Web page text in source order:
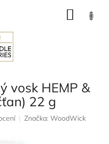
vosk HEMP &
22 g
Značka: WoodWick